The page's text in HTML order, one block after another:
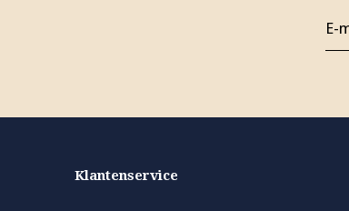
Klantenservice